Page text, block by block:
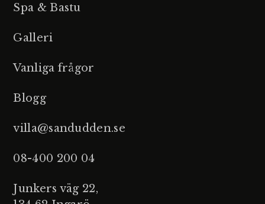
Spa & Bastu
Galleri
Vanliga frågor
Blogg
villa@sandudden.se
08-400 200 04
Junkers väg 22,